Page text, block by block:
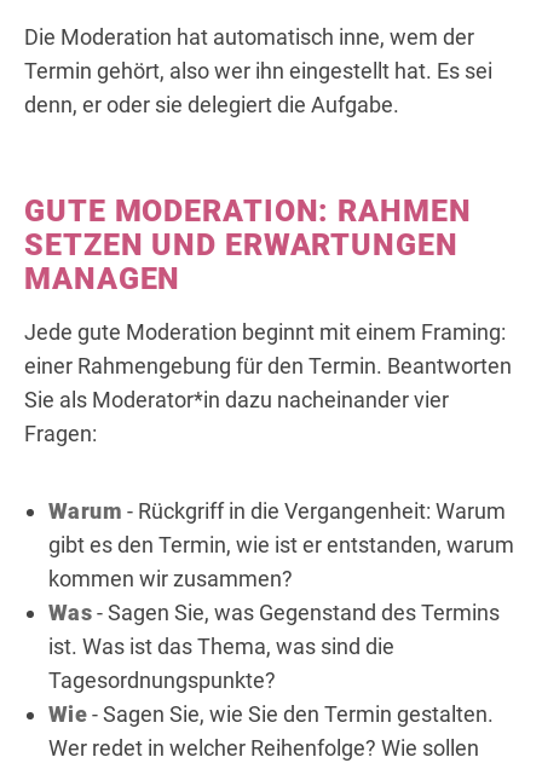
Die Moderation hat automatisch inne, wem der
Termin gehört, also wer ihn eingestellt hat. Es sei
denn, er oder sie delegiert die Aufgabe.
GUTE MODERATION: RAHMEN
SETZEN UND ERWARTUNGEN
MANAGEN
Jede gute Moderation beginnt mit einem Framing:
einer Rahmengebung für den Termin. Beantworten
Sie als Moderator*in dazu nacheinander vier
Fragen:
Warum - Rückgriff in die Vergangenheit: Warum
gibt es den Termin, wie ist er entstanden, warum
kommen wir zusammen?
Was- Sagen Sie, was Gegenstand des Termins
ist. Was ist das Thema, was sind die
Tagesordnungspunkte?
Wie- Sagen Sie, wie Sie den Termin gestalten.
Wer redet in welcher Reihenfolge? Wie sollen